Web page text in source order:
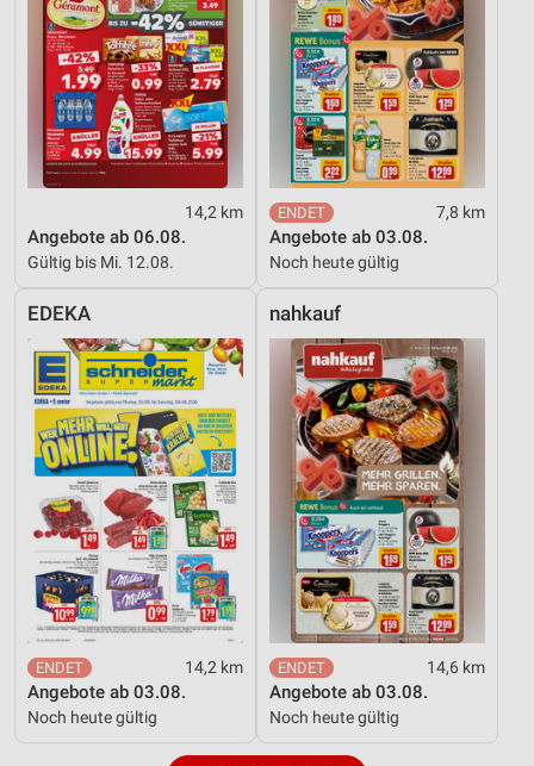
14,2 km
Angebote ab 06.08.
Gültig bis Mi. 12.08.
7,8 km
Angebote ab 03.08.
Noch heute gültig
EDEKA
14,2 km
Angebote ab 03.08.
Noch heute gültig
nahkauf
14,6 km
Angebote ab 03.08.
Noch heute gültig